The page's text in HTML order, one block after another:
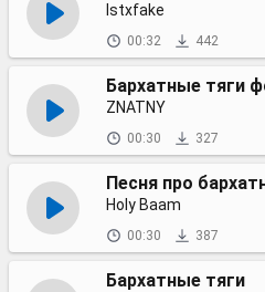
lstxfake
00:32 442
Бархатные тяги
ZNATNY
00:30 327
Песня про
Holy Baam
00:30 387
Бархатные тяги